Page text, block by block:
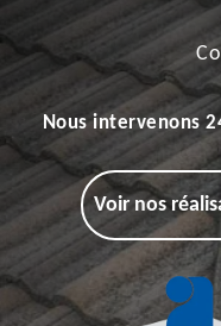
Nous intervenons
Voir nos